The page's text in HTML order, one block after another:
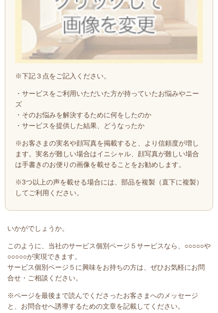
※下記３点をご記入ください。
・サービスをご利用いただいた方が持っていたお悩みやニー
ズ
・そのお悩みを解決するために何をしたのか
・サービスを提供した結果、どうなったか
※お客さまの実名や顔写真を掲載すると、より信頼度が増し
ます。実名が難しい場合はイニシャル、顔写真が難しい場合
は手書きのお便りの画像を載せることをお勧めします。
※3つ以上の声を載せる場合には、部品を複製（直下に複製）
してご利用ください。
いかがでしょうか。
このように、当社のサービス個別ページ５サービスなら、○○○○○や
○○○○○が実現できます。
サービス個別ページ５に興味をお持ちの方は、ぜひお気軽にお問
合せ・ご相談ください。
※ページを最後まで読んでくださったお客さまへのメッセージ
と、お問合せへ誘導するための文章を記載してください。